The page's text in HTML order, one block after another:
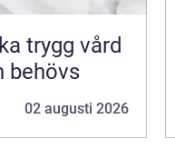
behövs
02 augusti 2026